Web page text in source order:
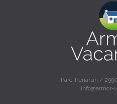
Parc-Penarun /
info@armor-